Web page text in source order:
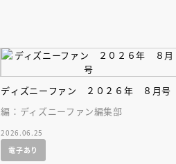
ディズニーファン ２０２６年 ８月号
編：ディズニーファン編集部
2026.06.25
電子あり